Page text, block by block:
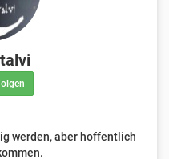
werden, aber hoffentlich